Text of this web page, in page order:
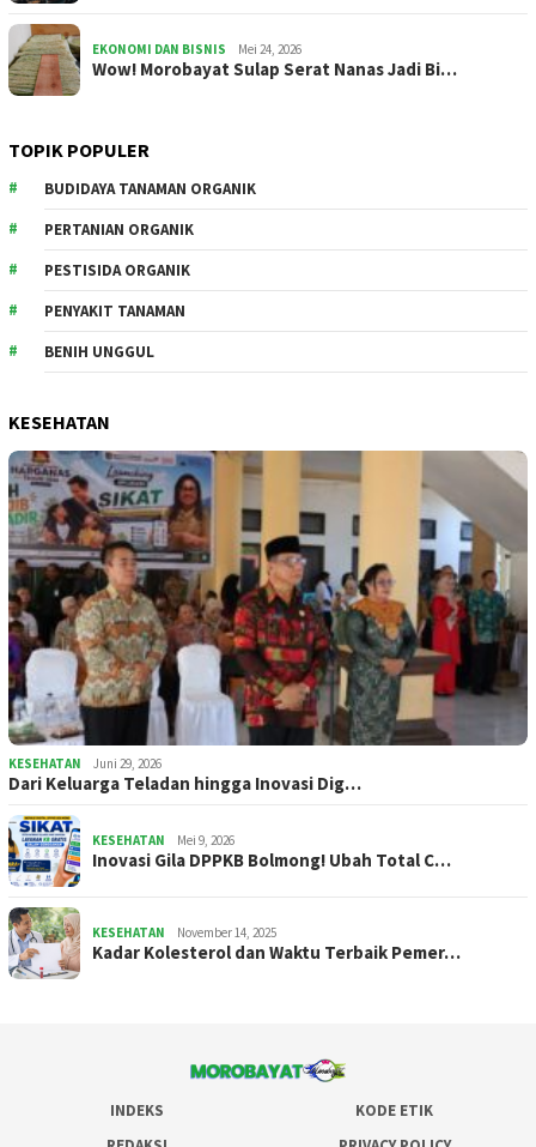
EKONOMI DAN BISNIS Mei 24, 2026
Wow! Morobayat Sulap Serat Nanas Jadi Bi…
TOPIK POPULER
BUDIDAYA TANAMAN ORGANIK
PERTANIAN ORGANIK
PESTISIDA ORGANIK
PENYAKIT TANAMAN
BENIH UNGGUL
KESEHATAN
KESEHATAN Juni 29, 2026
Dari Keluarga Teladan hingga Inovasi Dig…
KESEHATAN Mei 9, 2026
Inovasi Gila DPPKB Bolmong! Ubah Total C…
KESEHATAN November 14, 2025
Kadar Kolesterol dan Waktu Terbaik Pemer…
INDEKS
KODE ETIK